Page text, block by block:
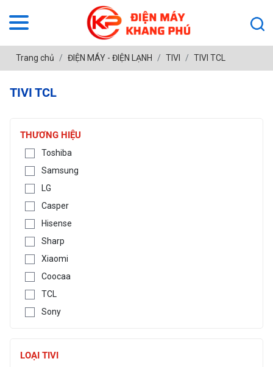
Trang chủ ĐIỆN MÁY - ĐIỆN LẠNH TIVI TIVI TCL
TIVI TCL
THƯƠNG HIỆU
Toshiba
Samsung
LG
Casper
Hisense
Sharp
Xiaomi
Coocaa
TCL
Sony
LOẠI TIVI